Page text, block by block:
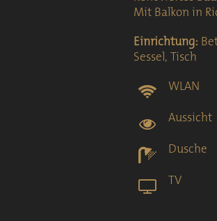
Mit Balkon in
Einrichtung:
Sessel, Tisch
WLAN
Aussicht
Dusche
TV